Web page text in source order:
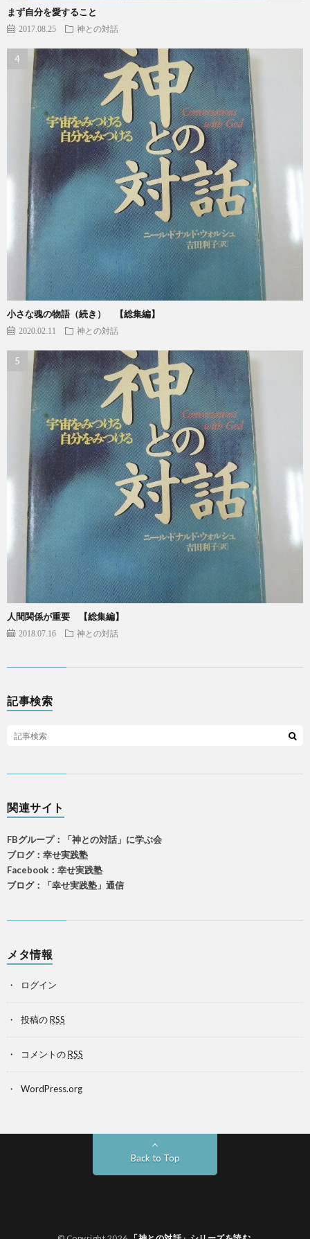
まず自分を愛すること
2017.08.25 神との対話
小さな魂の物語（続き） 【総集編】
2020.02.11 神との対話
人間関係が重要 【総集編】
2018.07.16 神との対話
記事検索
関連サイト
FBグループ：「神との対話」に学ぶ会
ブログ：幸せ実践塾
Facebook：幸せ実践塾
ブログ：「幸せ実践塾」通信
メタ情報
ログイン
投稿のRSS
コメントのRSS
WordPress.org
Back to Top